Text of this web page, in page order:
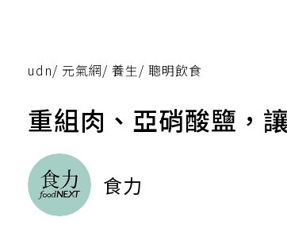
udn/ 元氣網/ 養生/ 聰明飲食
重組肉、亞硝酸鹽，
食力